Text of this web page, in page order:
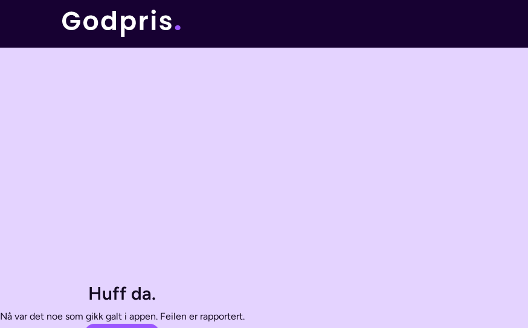
Huff da.
Nå var det noe som gikk galt i appen. Feilen er rapportert.